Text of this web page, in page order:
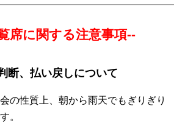
席に関する注意事項--
断、払い戻しについて
の性質上、朝から雨天でもぎりぎり
。